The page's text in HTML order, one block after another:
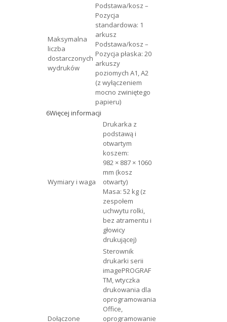
Maksymalna
liczba
dostarczonych
wydruków
Podstawa/kosz –
Pozycja
standardowa: 1
arkusz
Podstawa/kosz –
Pozycja płaska: 20
arkuszy
poziomych A1, A2
(z wyłączeniem
mocno zwiniętego
papieru)
6Więcej informacji
Wymiary i waga
Drukarka z
podstawą i
otwartym
koszem:
982 × 887 × 1060
mm (kosz
otwarty)
Masa: 52 kg (z
zespołem
uchwytu rolki,
bez atramentu i
głowicy
drukującej)
Dołączone
Sterownik
drukarki serii
imagePROGRAF
TM, wtyczka
drukowania dla
oprogramowania
Office,
oprogramowanie